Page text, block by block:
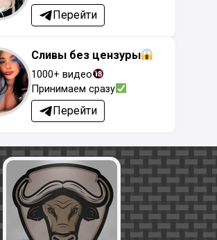
Перейти
Сливы без цензуры
1000+ видео
Принимаем сразу
Перейти